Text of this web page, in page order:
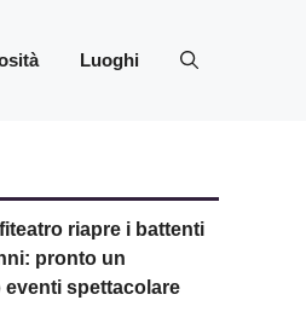
Luoghi
riapre i battenti
pronto un
eventi spettacolare